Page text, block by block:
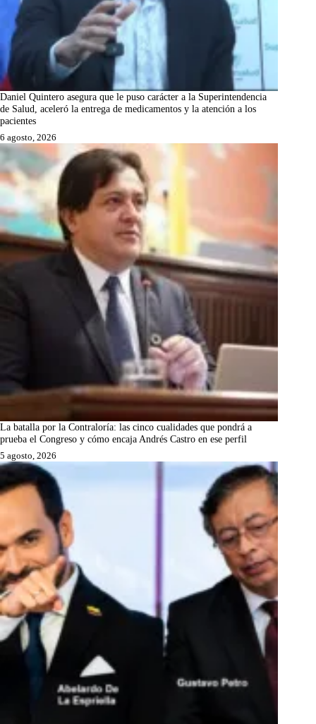
Daniel Quintero asegura que le puso carácter a la Superintendencia
de Salud, aceleró la entrega de medicamentos y la atención a los
pacientes
6 agosto, 2026
La batalla por la Contraloría: las cinco cualidades que pondrá a
prueba el Congreso y cómo encaja Andrés Castro en ese perfil
5 agosto, 2026